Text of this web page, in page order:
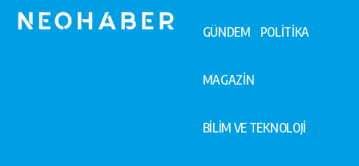
GÜNDEM POLİTİKA
MAGAZİN
BİLİM VE TEKNOLOJİ